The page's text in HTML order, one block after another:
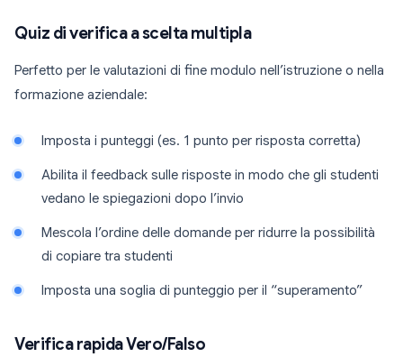
Quiz di verifica a scelta multipla
Perfetto per le valutazioni di fine modulo nell’istruzione o nella
formazione aziendale:
Imposta i punteggi (es. 1 punto per risposta corretta)
Abilita il feedback sulle risposte in modo che gli studenti
vedano le spiegazioni dopo l’invio
Mescola l’ordine delle domande per ridurre la possibilità
di copiare tra studenti
Imposta una soglia di punteggio per il “superamento”
Verifica rapida Vero/Falso